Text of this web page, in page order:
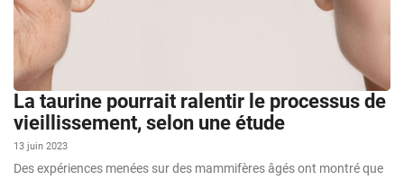
La taurine pourrait ralentir le processus de
vieillissement, selon une étude
13 juin 2023
Des expériences menées sur des mammifères âgés ont montré que